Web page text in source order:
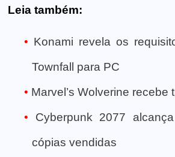
Leia também:
Konami revela os
Townfall para PC
Marvel’s Wolverine recebe
Cyberpunk 2077
cópias vendidas